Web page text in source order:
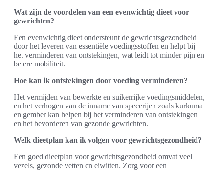
Wat zijn de voordelen van een evenwichtig dieet voor
gewrichten?
Een evenwichtig dieet ondersteunt de gewrichtsgezondheid
door het leveren van essentiële voedingsstoffen en helpt bij
het verminderen van ontstekingen, wat leidt tot minder pijn en
betere mobiliteit.
Hoe kan ik ontstekingen door voeding verminderen?
Het vermijden van bewerkte en suikerrijke voedingsmiddelen,
en het verhogen van de inname van specerijen zoals kurkuma
en gember kan helpen bij het verminderen van ontstekingen
en het bevorderen van gezonde gewrichten.
Welk dieetplan kan ik volgen voor gewrichtsgezondheid?
Een goed dieetplan voor gewrichtsgezondheid omvat veel
vezels, gezonde vetten en eiwitten. Zorg voor een